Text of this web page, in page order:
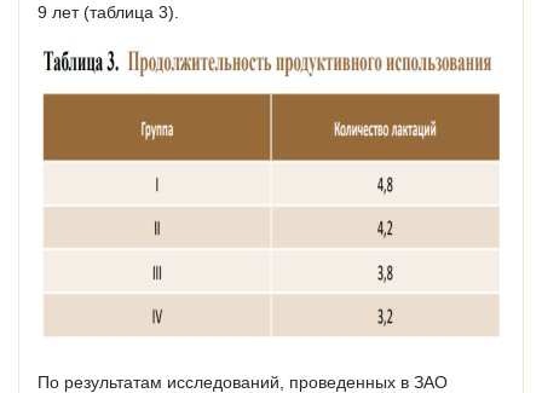
9 лет (таблица 3).
По результатам исследований, проведенных в ЗАО